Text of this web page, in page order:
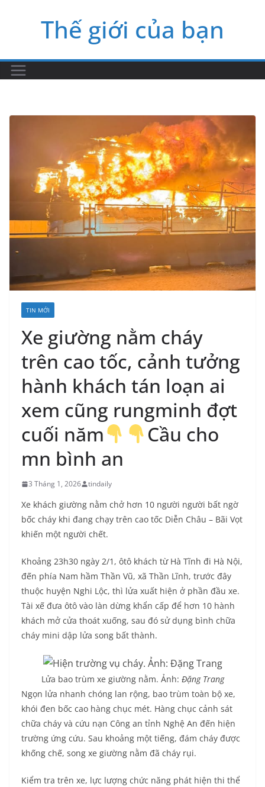
Thế giới của bạn
TIN MỚI
Xe giường nằm cháy
trên cao tốc, cảnh tưởng
hành khách tán loạn ai
xem cũng rungminh đợt
cuối năm
Cầu cho
mn bình an
3 Tháng 1, 2026 tindaily
Xe khách giường nằm chở hơn 10 người người bất ngờ
bốc cháy khi đang chạy trên cao tốc Diễn Châu – Bãi Vọt
khiến một người chết.
Khoảng 23h30 ngày 2/1, ôtô khách từ Hà Tĩnh đi Hà Nội,
đến phía Nam hầm Thần Vũ, xã Thần Lĩnh, trước đây
thuộc huyện Nghi Lộc, thì lửa xuất hiện ở phần đầu xe.
Tài xế đưa ôtô vào làn dừng khẩn cấp để hơn 10 hành
khách mở cửa thoát xuống, sau đó sử dụng bình chữa
cháy mini dập lửa song bất thành.
Lửa bao trùm xe giường nằm. Ảnh: Đặng Trang
Ngọn lửa nhanh chóng lan rộng, bao trùm toàn bộ xe,
khói đen bốc cao hàng chục mét. Hàng chục cảnh sát
chữa cháy và cứu nạn Công an tỉnh Nghệ An đến hiện
trường ứng cứu. Sau khoảng một tiếng, đám cháy được
khống chế, song xe giường nằm đã cháy rụi.
Kiểm tra trên xe, lực lượng chức năng phát hiện thi thể